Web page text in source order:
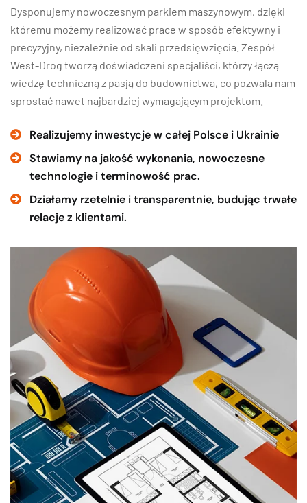
Dysponujemy nowoczesnym parkiem maszynowym, dzięki
któremu możemy realizować prace w sposób efektywny i
precyzyjny, niezależnie od skali przedsięwzięcia. Zespół
West-Drog tworzą doświadczeni specjaliści, którzy łączą
wiedzę techniczną z pasją do budownictwa, co pozwala nam
sprostać nawet najbardziej wymagającym projektom.
Realizujemy inwestycje w całej Polsce i Ukrainie
Stawiamy na jakość wykonania, nowoczesne
technologie i terminowość prac.
Działamy rzetelnie i transparentnie, budując trwałe
relacje z klientami.